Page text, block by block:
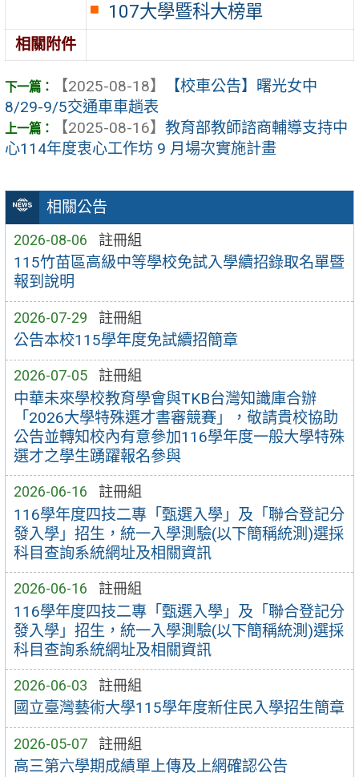
相關公告
2026-08-06 註冊組
115竹苗區高級中等學校免試入學續招錄取名單暨
報到說明
2026-07-29 註冊組
公告本校115學年度免試續招簡章
2026-07-05 註冊組
中華未來學校教育學會與TKB台灣知識庫合辦
「2026大學特殊選才書審競賽」，敬請貴校協助
公告並轉知校內有意參加116學年度一般大學特殊
選才之學生踴躍報名參與
2026-06-16 註冊組
116學年度四技二專「甄選入學」及「聯合登記分
發入學」招生，統一入學測驗(以下簡稱統測)選採
科目查詢系統網址及相關資訊
2026-06-16 註冊組
116學年度四技二專「甄選入學」及「聯合登記分
發入學」招生，統一入學測驗(以下簡稱統測)選採
科目查詢系統網址及相關資訊
2026-06-03 註冊組
國立臺灣藝術大學115學年度新住民入學招生簡章
2026-05-07 註冊組
高三第六學期成績單上傳及上網確認公告
107大學暨科大榜單
相關附件
【2025-08-18】
【校車公告】曙光女中
8/29-9/5交通車車趟表
【2025-08-16】 教育部教師諮商輔導支持中
心114年度衷心工作坊 9 月場次實施計畫